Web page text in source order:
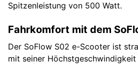
Spitzenleistung von 500 Watt.
Fahrkomfort mit dem
Der SoFlow S02 e-Scooter ist
mit seiner